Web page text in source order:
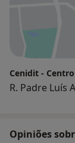
Cenidit -
R. Padre Luís
Opiniões